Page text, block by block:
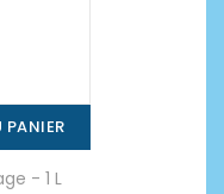
PANIER
- 1 L